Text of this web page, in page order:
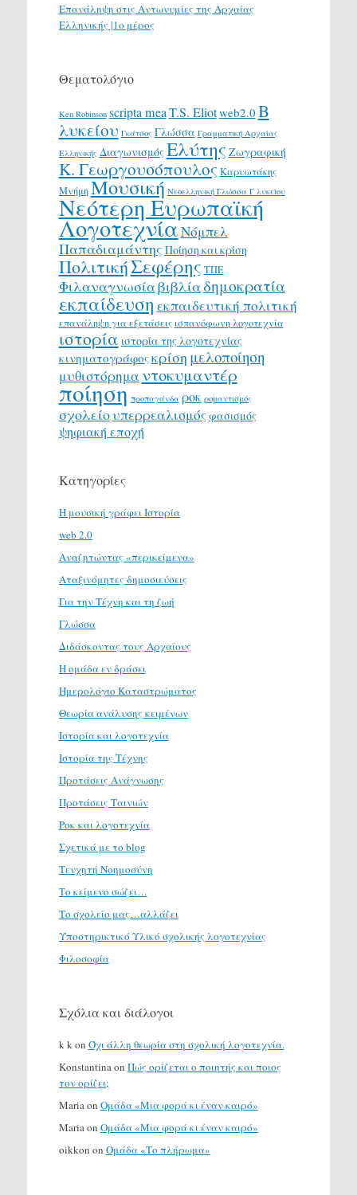
Επανάληψη στις Αντωνυμίες της Αρχαίας
Ελληνικής |1ο μέρος
Θεματολόγιο
Ken Robinson scripta meaT.S. Eliotweb2.0 Β
λυκείου Γκάτσος Γλώσσα Γραμματική Αρχαίας
Ελληνικής ΔιαγωνισμόςΕλύτης Ζωγραφική
Κ. Γεωργουσόπουλος Καρυωτάκης
ΜνήμηΜουσική Νεοελληνική Γλώσσα Γ λυκείου
Νεότερη Ευρωπαϊκή
ΛογοτεχνίαΝόμπελ
Παπαδιαμάντης Ποίηση και κρίση
ΠολιτικήΣεφέρης ΤΠΕ
Φιλαναγνωσίαβιβλίαδημοκρατία
εκπαίδευση εκπαιδευτική πολιτική
επανάληψη για εξετάσεις ισπανόφωνη λογοτεχνία
ιστορία ιστορία της λογοτεχνίας
κινηματογράφοςκρίση μελοποίηση
μυθιστόρημα ντοκυμαντέρ
ποίηση προπαγάνδα ροκ ρομαντισμός
σχολείουπερρεαλισμόςφασισμός
ψηφιακή εποχή
Κατηγορίες
H μουσική γράφει Ιστορία
web 2.0
Αναζητώντας «περικείμενα»
Αταξινόμητες δημοσιεύσεις
Για την Τέχνη και τη ζωή
Γλώσσα
Διδάσκοντας τους Αρχαίους
Η ομάδα εν δράσει
Ημερολόγιο Καταστρώματος
Θεωρία ανάλυσης κειμένων
Ιστορία και λογοτεχνία
Ιστορία της Τέχνης
Προτάσεις Ανάγνωσης
Προτάσεις Ταινιών
Ροκ και λογοτεχνία
Σχετικά με το blog
Τενχητή Νοημοσύνη
Το κείμενο σώζει…
Το σχολείο μας…αλλάζει
Υποστηρικτικό Υλικό σχολικής λογοτεχνίας
Φιλοσοφία
Σχόλια και διάλογοι
k k on Όχι άλλη θεωρία στη σχολική λογοτεχνία.
Konstantina on Πώς ορίζεται ο ποιητής και ποιος
τον ορίζει;
Maria on Ομάδα «Μια φορά κι έναν καιρό»
Maria on Ομάδα «Μια φορά κι έναν καιρό»
oikkon on Ομάδα «Το πλήρωμα»